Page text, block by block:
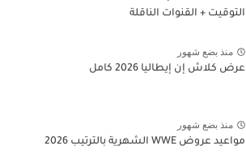
التوقيت + القنوات الناقلة
منذ بضع شهور
عرض كلاش إن إيطاليا 2026 كامل
منذ بضع شهور
مواعيد عروض WWE الشهرية بالترتيب 2026